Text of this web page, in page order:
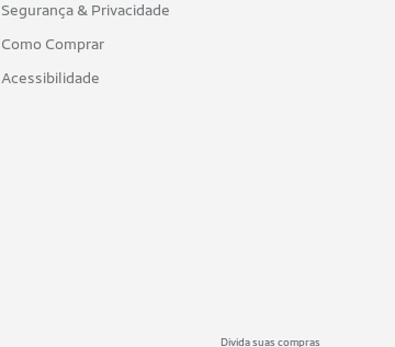
Segurança & Privacidade
Como Comprar
Acessibilidade
Divida suas compras